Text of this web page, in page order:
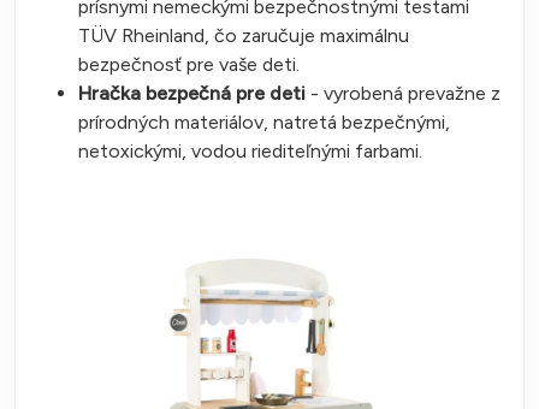
prísnymi nemeckými bezpečnostnými testami
TÜV Rheinland, čo zaručuje maximálnu
bezpečnosť pre vaše deti.
Hračka bezpečná pre deti - vyrobená prevažne z
prírodných materiálov, natretá bezpečnými,
netoxickými, vodou riediteľnými farbami.